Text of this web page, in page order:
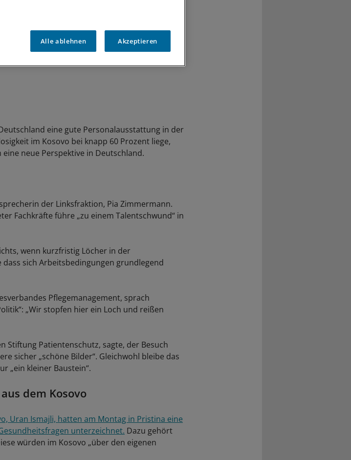
eine gute Personalausstattung in der
im Kosovo bei knapp 60 Prozent liege,
neue Perspektive in Deutschland.
der Linksfraktion, Pia Zimmermann.
Fachkräfte führe „zu einem Talentschwund“ in
wenn kurzfristig Löcher in der
sich Arbeitsbedingungen grundlegend
Pflegemanagement, sprach
„Wir stopfen hier ein Loch und reißen
Stiftung Patientenschutz, sagte, der Besuch
sicher „schöne Bilder“. Gleichwohl bleibe das
„ein kleiner Baustein“.
dem Kosovo
Uran Ismajli, hatten am Montag in Pristina eine
unterzeichnet. Dazu gehört
würden im Kosovo „über den eigenen
Alle ablehnen Akzeptieren